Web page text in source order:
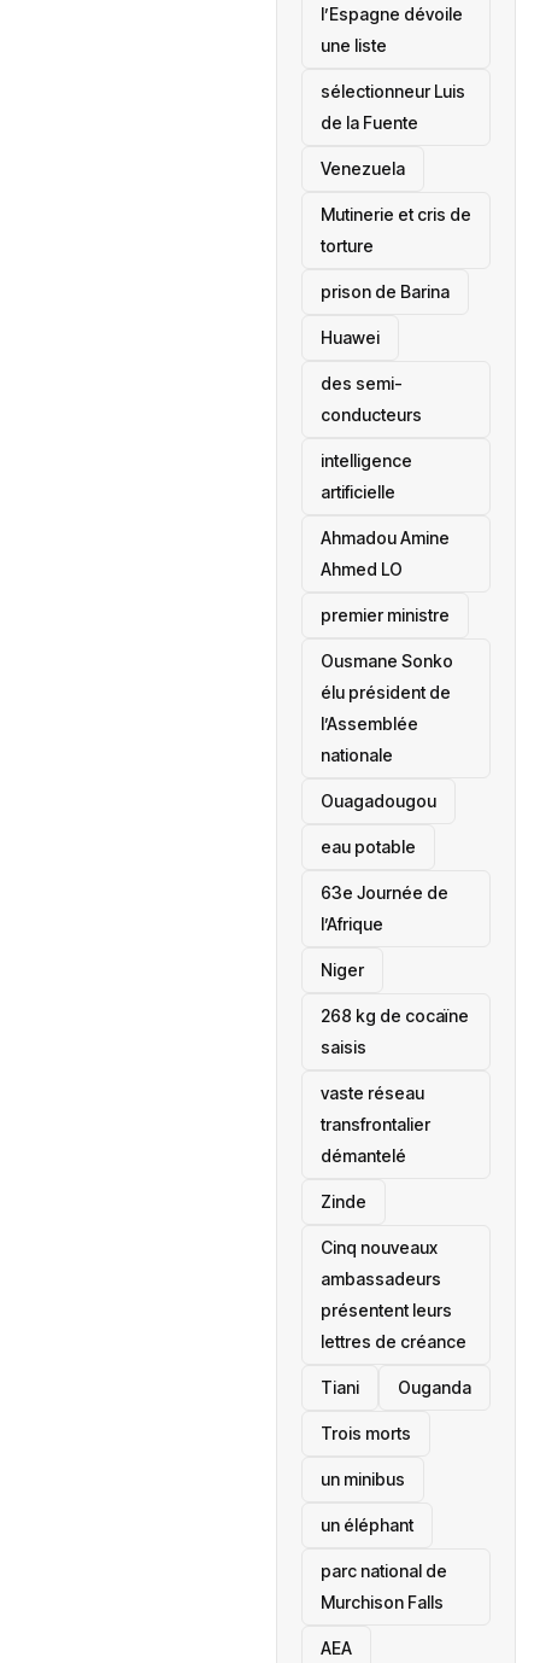
l’Espagne dévoile
une liste
sélectionneur Luis
de la Fuente
‎Venezuela
Mutinerie et cris de
torture
prison de Barina
Huawei
des semi-
conducteurs
intelligence
artificielle
Ahmadou Amine
Ahmed LO
premier ministre
Ousmane Sonko
élu président de
l’Assemblée
nationale
‎Ouagadougou
eau potable
63e Journée de
l’Afrique
‎Niger
268 kg de cocaïne
saisis
vaste réseau
transfrontalier
démantelé
Zinde
Cinq nouveaux
ambassadeurs
présentent leurs
lettres de créance
Tiani ‎Ouganda
Trois morts
un minibus
un éléphant
parc national de
Murchison Falls
AEA